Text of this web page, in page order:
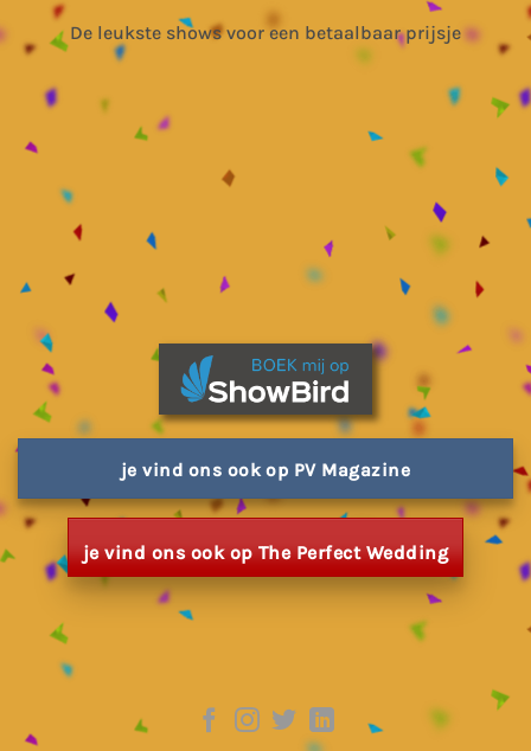
De leukste shows voor een betaalbaar prijsje
je vind ons ook op PV Magazine
je vind ons ook op The Perfect Wedding